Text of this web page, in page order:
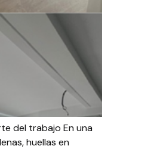
del trabajo En una
huellas en